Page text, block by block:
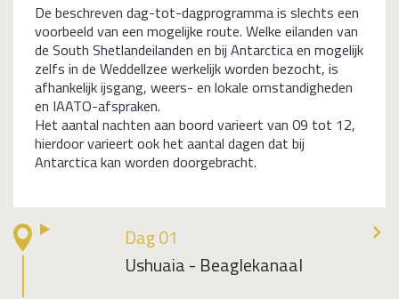
De beschreven dag-tot-dagprogramma is slechts een
voorbeeld van een mogelijke route. Welke eilanden van
de South Shetlandeilanden en bij Antarctica en mogelijk
zelfs in de Weddellzee werkelijk worden bezocht, is
afhankelijk ijsgang, weers- en lokale omstandigheden
en IAATO-afspraken.
Het aantal nachten aan boord varieert van 09 tot 12,
hierdoor varieert ook het aantal dagen dat bij
Antarctica kan worden doorgebracht.
Dag 01
Ushuaia - Beaglekanaal